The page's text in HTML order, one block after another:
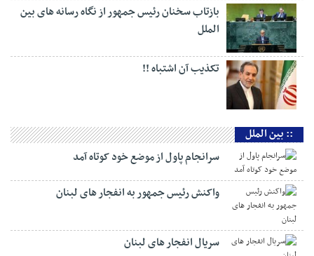
بازتاب سخنان رئیس جمهور از نگاه رسانه های بین
الملل
تکذیب آن اشتباه !!
:: بین الملل
سرانجام پاول از موضع خود کوتاه آمد
واکنش رئیس جمهور به انفجار های لبنان
سریال انفجار های لبنان